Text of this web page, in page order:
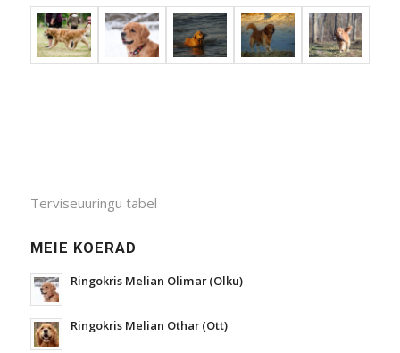
Terviseuuringu tabel
MEIE KOERAD
Ringokris Melian Olimar (Olku)
Ringokris Melian Othar (Ott)